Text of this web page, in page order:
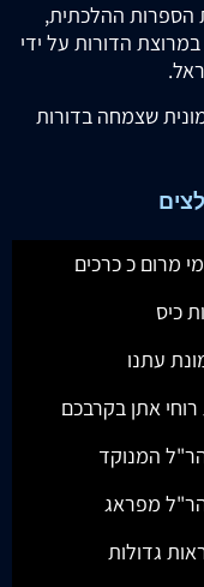
הספרות ההלכתית,
הדורות על ידי
שצמחה בדורות
מרום כ כרכים
כיס
עתנו
רוחי אתן בקרבכם
המנוקד
מפראג
גדולות